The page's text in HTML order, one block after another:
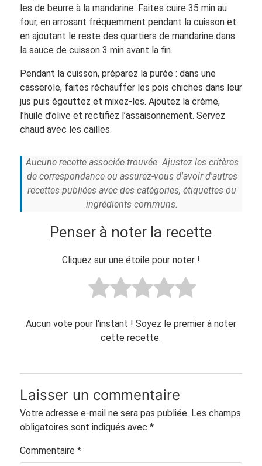
les de beurre à la mandarine. Faites cuire 35 min au
four, en arrosant fréquemment pendant la cuisson et
en ajoutant le reste des quartiers de mandarine dans
la sauce de cuisson 3 min avant la fin.
Pendant la cuisson, préparez la purée : dans une
casserole, faites réchauffer les pois chiches dans leur
jus puis égouttez et mixez-les. Ajoutez la crème,
l’huile d’olive et rectifiez l’assaisonnement. Servez
chaud avec les cailles.
Aucune recette associée trouvée. Ajustez les critères
de correspondance ou assurez-vous d'avoir d'autres
recettes publiées avec des catégories, étiquettes ou
ingrédients communs.
Penser à noter la recette
Cliquez sur une étoile pour noter !
Aucun vote pour l'instant ! Soyez le premier à noter
cette recette.
Laisser un commentaire
Votre adresse e-mail ne sera pas publiée. Les champs
obligatoires sont indiqués avec *
Commentaire *